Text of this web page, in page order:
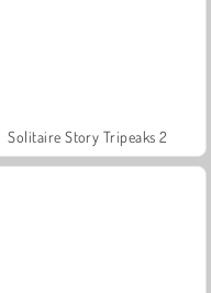
Solitaire Story Tripeaks 2